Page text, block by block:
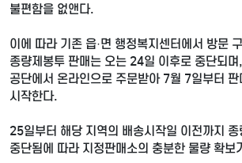
불편함을 없앤다.
이에 따라 기존 읍·면 행정복지센터에서 방문
종량제봉투 판매는 오는 24일 이후로 중단되
공단에서 온라인으로 주문받아 7월 7일부터
시작한다.
25일부터 해당 지역의 배송시작일 이전까지
중단됨에 따라 지정판매소의 충분한 물량 확보